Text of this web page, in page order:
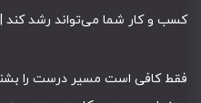
کسب و کار شما می‌تواند رشد کند |
فقط کافی است مسیر درست را